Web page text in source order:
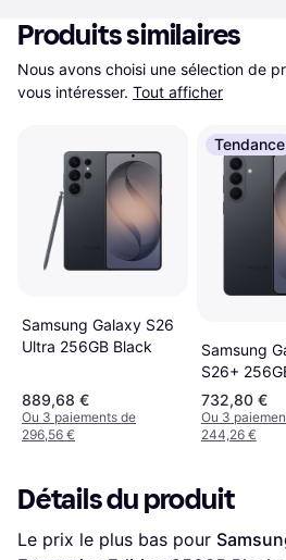
Produits similaires
Nous avons choisi une sélection de
vous intéresser. Tout afficher
Samsung Galaxy S26
Ultra 256GB Black
889,68 €
Ou 3 paiements de
296,56 €
Tendance
Samsung
S26+
732,80 €
Ou 3
244,26 €
Détails du produit
Le prix le plus bas pour